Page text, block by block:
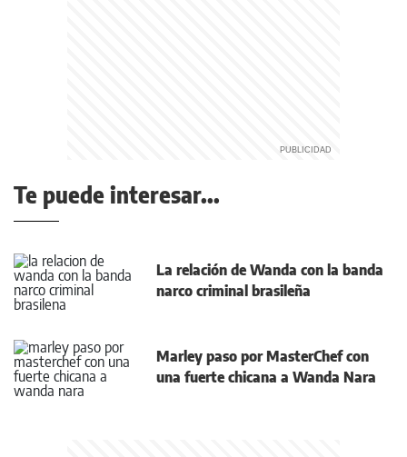
Te puede interesar...
La relación de Wanda con la banda
narco criminal brasileña
Marley paso por MasterChef con
una fuerte chicana a Wanda Nara